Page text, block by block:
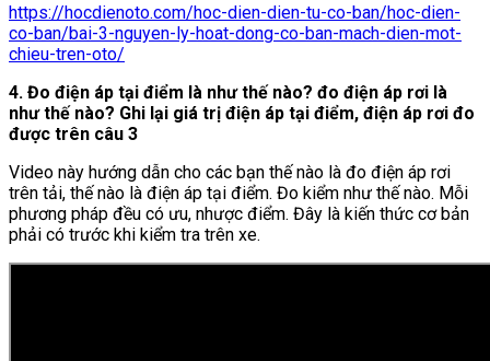
https://hocdienoto.com/hoc-dien-dien-tu-co-ban/hoc-dien-
co-ban/bai-3-nguyen-ly-hoat-dong-co-ban-mach-dien-mot-
chieu-tren-oto/
4. Đo điện áp tại điểm là như thế nào? đo điện áp rơi là
như thế nào? Ghi lại giá trị điện áp tại điểm, điện áp rơi đo
được trên câu 3
Video này hướng dẫn cho các bạn thế nào là đo điện áp rơi
trên tải, thế nào là điện áp tại điểm. Đo kiểm như thế nào. Mỗi
phương pháp đều có ưu, nhược điểm. Đây là kiến thức cơ bản
phải có trước khi kiểm tra trên xe.